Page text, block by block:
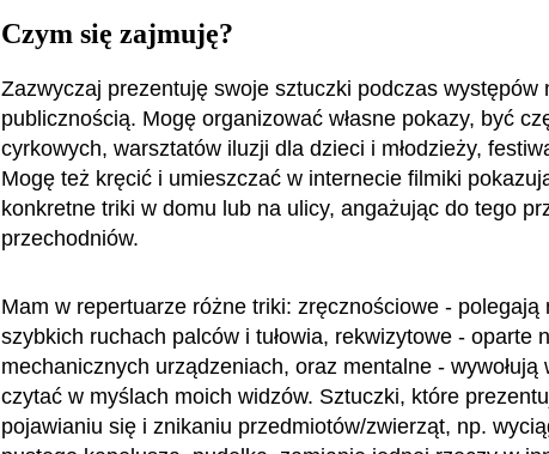
Czym się zajmuję?
Zazwyczaj prezentuję swoje sztuczki podczas występów
publicznością. Mogę organizować własne pokazy, być
cyrkowych, warsztatów iluzji dla dzieci i młodzieży,
Mogę też kręcić i umieszczać w internecie filmiki
konkretne triki w domu lub na ulicy, angażując do tego
przechodniów.
Mam w repertuarze różne triki: zręcznościowe - polegają
szybkich ruchach palców i tułowia, rekwizytowe - oparte
mechanicznych urządzeniach, oraz mentalne -
czytać w myślach moich widzów. Sztuczki, które
pojawianiu się i znikaniu przedmiotów/zwierząt, np.